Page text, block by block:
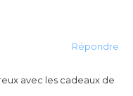
Répondre
avec les cadeaux de